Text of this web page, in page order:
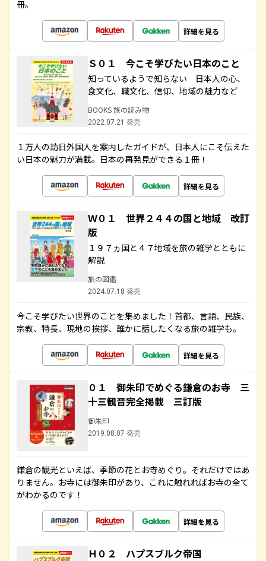
冊。
詳細を見る
Ｓ０１ 今こそ学びたい日本のこと
知っているようで知らない 日本人の心、
食文化、職文化、信仰、地域の魅力など
BOOKS 旅の読み物
2022.07.21 発売
１万人の訪日外国人を案内したガイドが、日本人にこそ伝えた
い日本の魅力が満載。日本の再発見ができる１冊！
詳細を見る
Ｗ０１ 世界２４４の国と地域 改訂
版
１９７ヵ国と４７地域を旅の雑学とともに
解説
旅の図鑑
2024.07.18 発売
今こそ学びたい世界のことを集めました！首都、言語、民族、
宗教、特長、現地の挨拶、誰かに話したくなる旅の雑学も。
詳細を見る
０１ 御朱印でめぐる鎌倉のお寺 三
十三観音完全掲載 三訂版
御朱印
2019.08.07 発売
鎌倉の観光といえば、季節の花とお寺めぐり。それだけではあ
りません。お寺には御朱印があり、これに触れればお寺の全て
がわかるのです！
詳細を見る
Ｈ０２ ハプスブルク帝国